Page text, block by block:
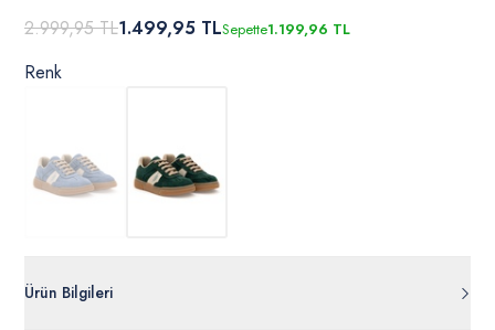
2.999,95 TL1.499,95 TLSepette1.199,96 TL
Renk
Ürün Bilgileri